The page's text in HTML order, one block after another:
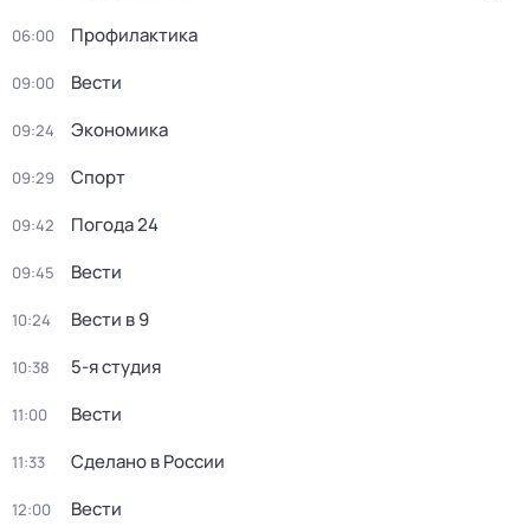
06:00 Профилактика
09:00 Вести
09:24 Экономика
09:29 Спорт
09:42 Погода 24
09:45 Вести
10:24 Вести в 9
10:38 5-я студия
11:00 Вести
11:33 Сделано в России
12:00 Вести